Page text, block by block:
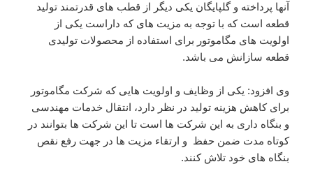
آنها پرداخته و گلپایگان یکی دیگر از قطب های قدرتمند تولید
قطعه است که با توجه به مزیت های که داراست یکی از
اولویت های مگاموتور برای استفاده از محصولات تولیدی
قطعه سازانش می باشد.
وی افزود: یکی از وظایف و اولویت هایی که شرکت مگاموتور
برای کاهش هزینه تولید در نظر دارد، انتقال خدمات مهندسی
و بنگاه داری به این شرکت ها است تا این شرکت ها بتوانند در
کوتاه مدت ضمن حفظ و ارتقاء مزیت ها در جهت رفع نقص
بنگاه های خود تلاش کنند.